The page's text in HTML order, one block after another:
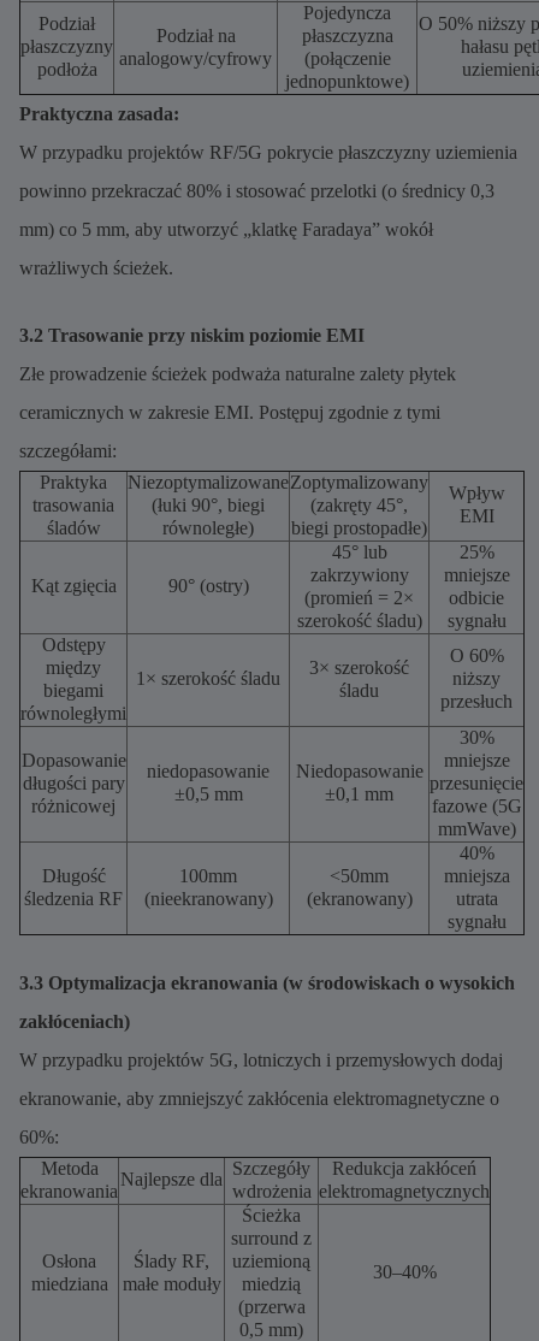
Podział
płaszczyzny
podłoża
Podział na
analogowy/cyfrowy
Pojedyncza
płaszczyzna
(połączenie
jednopunktowe)
O 50% niższy
hałasu
Praktyczna zasada:
W przypadku projektów RF/5G pokrycie płaszczyzny uziemienia
powinno przekraczać 80% i stosować przelotki (o średnicy 0,3
mm) co 5 mm, aby utworzyć „klatkę Faradaya” wokół
wrażliwych ścieżek.
3.2 Trasowanie przy niskim poziomie EMI
Złe prowadzenie ścieżek podważa naturalne zalety płytek
ceramicznych w zakresie EMI. Postępuj zgodnie z tymi
szczegółami:
Praktyka
trasowania
śladów
Niezoptymalizowane
(łuki 90°, biegi
równoległe)
Zoptymalizowany
(zakręty 45°,
biegi prostopadłe)
Wpływ
EMI
Kąt zgięcia 90° (ostry)
45° lub
zakrzywiony
(promień = 2×
szerokość śladu)
25%
mniejsze
odbicie
sygnału
Odstępy
między
biegami
równoległymi
1× szerokość śladu
3× szerokość
śladu
O 60%
niższy
przesłuch
Dopasowanie
długości pary
różnicowej
niedopasowanie
±0,5 mm
Niedopasowanie
±0,1 mm
30%
mniejsze
przesunięcie
fazowe (5G
mmWave)
Długość
śledzenia RF
100mm
(nieekranowany)
<50mm
(ekranowany)
40%
mniejsza
utrata
sygnału
3.3 Optymalizacja ekranowania (w środowiskach o wysokich
zakłóceniach)
W przypadku projektów 5G, lotniczych i przemysłowych dodaj
ekranowanie, aby zmniejszyć zakłócenia elektromagnetyczne o
60%:
Metoda
ekranowania
Najlepsze dla
Szczegóły
wdrożenia
Redukcja zakłóceń
elektromagnetycznych
Osłona
miedziana
Ślady RF,
małe moduły
Ścieżka
surround z
uziemioną
miedzią
(przerwa
0,5 mm)
30–40%